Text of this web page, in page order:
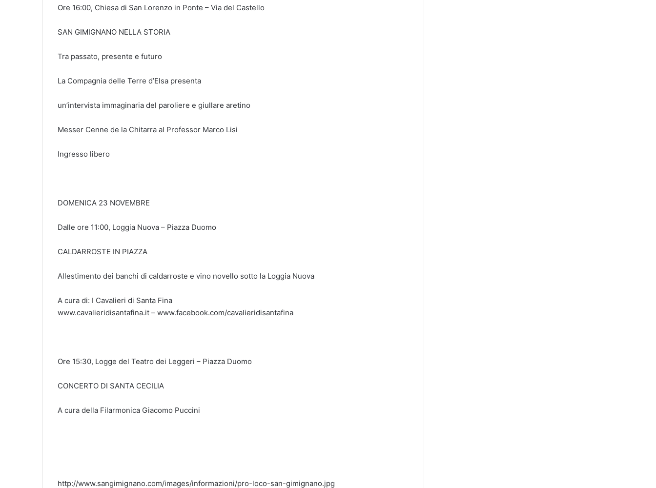
Ore 16:00, Chiesa di San Lorenzo in Ponte – Via del Castello
SAN GIMIGNANO NELLA STORIA
Tra passato, presente e futuro
La Compagnia delle Terre d’Elsa presenta
un’intervista immaginaria del paroliere e giullare aretino
Messer Cenne de la Chitarra al Professor Marco Lisi
Ingresso libero
DOMENICA 23 NOVEMBRE
Dalle ore 11:00, Loggia Nuova – Piazza Duomo
CALDARROSTE IN PIAZZA
Allestimento dei banchi di caldarroste e vino novello sotto la Loggia Nuova
A cura di: I Cavalieri di Santa Fina
www.cavalieridisantafina.it – www.facebook.com/cavalieridisantafina
Ore 15:30, Logge del Teatro dei Leggeri – Piazza Duomo
CONCERTO DI SANTA CECILIA
A cura della Filarmonica Giacomo Puccini
http://www.sangimignano.com/images/informazioni/pro-loco-san-gimignano.jpg